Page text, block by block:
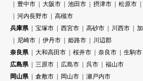
豊中市
大阪市 池田市 摂津市 松原市
河内長野市
高槻市
兵庫県
宝塚市 西宮市 高砂市 川西市
尼崎市
伊丹市 姫路市
川辺郡
奈良県
大和高田市 桜井市 奈良市
生駒市
広島県
三原市 広島市 呉市
福山市
岡山県
倉敷市 岡山市
瀬戸内市